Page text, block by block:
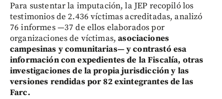
Para sustentar la imputación, la JEP recopiló los
testimonios de 2.436 víctimas acreditadas, analizó
76 informes —37 de ellos elaborados por
organizaciones de víctimas, asociaciones
campesinas y comunitarias— y contrastó esa
información con expedientes de la Fiscalía, otras
investigaciones de la propia jurisdicción y las
versiones rendidas por 82 exintegrantes de las
Farc.